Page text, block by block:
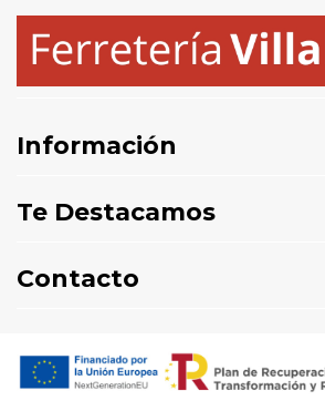
Información
Te Destacamos
Contacto